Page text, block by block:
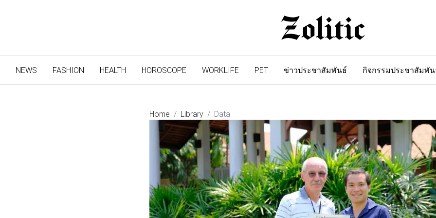
NEWS (CURRENT)
FASHION HEALTH HOROSCOPE WORKLIFE PET ข่าวประชาสัมพันธ์ กิจกรรมประชาสัมพั
Home Library Data